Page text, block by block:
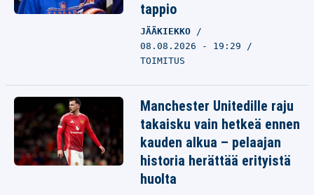
tappio
JÄÄKIEKKO
08.08.2026 - 19:29
TOIMITUS
Manchester Unitedille raju
takaisku vain hetkeä ennen
kauden alkua – pelaajan
historia herättää erityistä
huolta